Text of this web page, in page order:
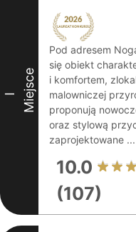
I Miejsce
Pod adresem
się obiekt
i komfortem,
malowniczej
proponują
oraz stylową
zaprojektowane ...
10.0
(107)